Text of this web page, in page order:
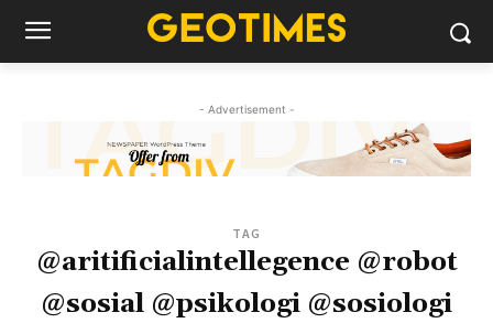
- Advertisement -
TAG
@aritificialintellegence @robot
@sosial @psikologi @sosiologi